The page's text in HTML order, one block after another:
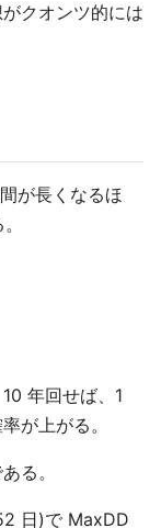
クオンツ的には
が長くなるほ
年回せば、1
が上がる。
る。
日)で MaxDD